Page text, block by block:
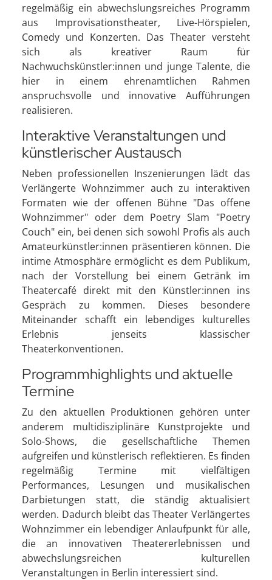
regelmäßig ein abwechslungsreiches Programm
aus Improvisationstheater, Live-Hörspielen,
Comedy und Konzerten. Das Theater versteht
sich als kreativer Raum für
Nachwuchskünstler:innen und junge Talente, die
hier in einem ehrenamtlichen Rahmen
anspruchsvolle und innovative Aufführungen
realisieren.
Interaktive Veranstaltungen und
künstlerischer Austausch
Neben professionellen Inszenierungen lädt das
Verlängerte Wohnzimmer auch zu interaktiven
Formaten wie der offenen Bühne "Das offene
Wohnzimmer" oder dem Poetry Slam "Poetry
Couch" ein, bei denen sich sowohl Profis als auch
Amateurkünstler:innen präsentieren können. Die
intime Atmosphäre ermöglicht es dem Publikum,
nach der Vorstellung bei einem Getränk im
Theatercafé direkt mit den Künstler:innen ins
Gespräch zu kommen. Dieses besondere
Miteinander schafft ein lebendiges kulturelles
Erlebnis jenseits klassischer
Theaterkonventionen.
Programmhighlights und aktuelle
Termine
Zu den aktuellen Produktionen gehören unter
anderem multidisziplinäre Kunstprojekte und
Solo-Shows, die gesellschaftliche Themen
aufgreifen und künstlerisch reflektieren. Es finden
regelmäßig Termine mit vielfältigen
Performances, Lesungen und musikalischen
Darbietungen statt, die ständig aktualisiert
werden. Dadurch bleibt das Theater Verlängertes
Wohnzimmer ein lebendiger Anlaufpunkt für alle,
die an innovativen Theatererlebnissen und
abwechslungsreichen kulturellen
Veranstaltungen in Berlin interessiert sind.